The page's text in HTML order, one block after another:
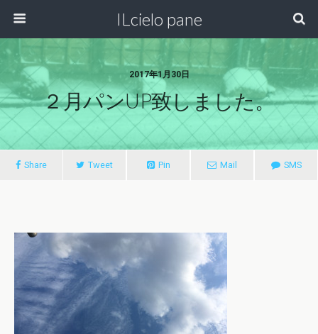
ILcielo pane
2017年1月30日
２月パンUP致しました。
Share Tweet Pin Mail SMS